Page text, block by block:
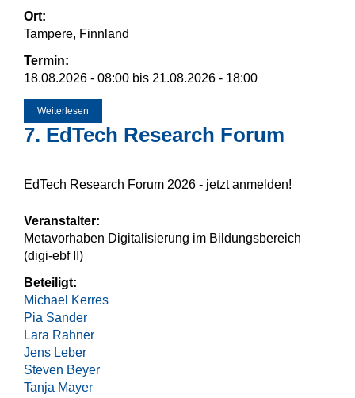
Ort:
Tampere, Finnland
Termin:
18.08.2026 - 08:00 bis 21.08.2026 - 18:00
Weiterlesen
7. EdTech Research Forum
EdTech Research Forum 2026 - jetzt anmelden!
Veranstalter:
Metavorhaben Digitalisierung im Bildungsbereich
(digi-ebf II)
Beteiligt:
Michael Kerres
Pia Sander
Lara Rahner
Jens Leber
Steven Beyer
Tanja Mayer